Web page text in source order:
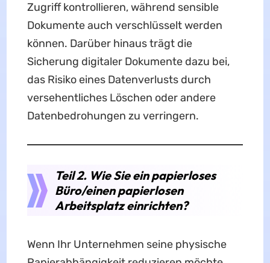
Zugriff kontrollieren, während sensible
Dokumente auch verschlüsselt werden
können. Darüber hinaus trägt die
Sicherung digitaler Dokumente dazu bei,
das Risiko eines Datenverlusts durch
versehentliches Löschen oder andere
Datenbedrohungen zu verringern.
Teil 2. Wie Sie ein papierloses
Büro/einen papierlosen
Arbeitsplatz einrichten?
Wenn Ihr Unternehmen seine physische